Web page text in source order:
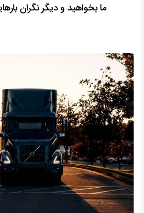
ما بخواهید و دیگر نگران